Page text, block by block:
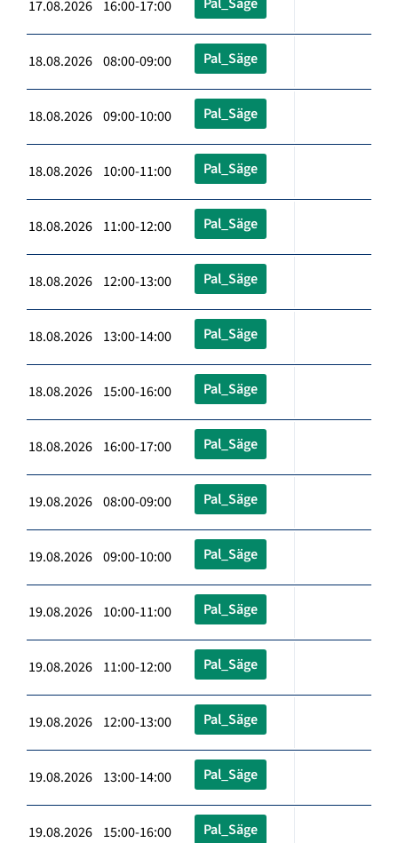
17.08.2026 16:00-17:00
18.08.2026 08:00-09:00 Pal_Säge
18.08.2026 09:00-10:00 Pal_Säge
18.08.2026 10:00-11:00 Pal_Säge
18.08.2026 11:00-12:00 Pal_Säge
18.08.2026 12:00-13:00 Pal_Säge
18.08.2026 13:00-14:00 Pal_Säge
18.08.2026 15:00-16:00 Pal_Säge
18.08.2026 16:00-17:00 Pal_Säge
19.08.2026 08:00-09:00 Pal_Säge
19.08.2026 09:00-10:00 Pal_Säge
19.08.2026 10:00-11:00 Pal_Säge
19.08.2026 11:00-12:00 Pal_Säge
19.08.2026 12:00-13:00 Pal_Säge
19.08.2026 13:00-14:00 Pal_Säge
19.08.2026 15:00-16:00 Pal_Säge